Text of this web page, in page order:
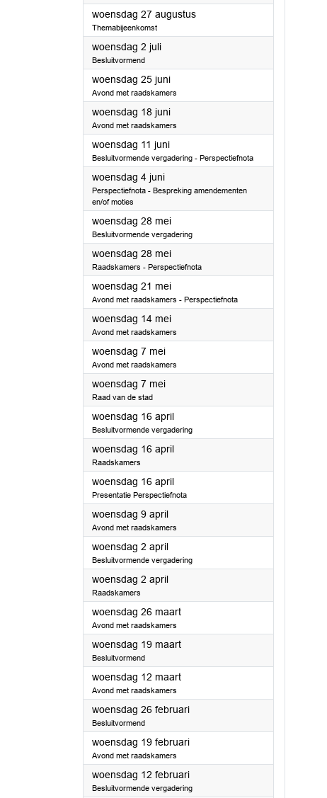
woensdag 27 augustus2025
Themabijeenkomst
woensdag 2 juli2025
Besluitvormend
woensdag 25 juni2025
Avond met raadskamers
woensdag 18 juni2025
Avond met raadskamers
woensdag 11 juni2025
Besluitvormende vergadering - Perspectiefnota
woensdag 4 juni2025
Perspectiefnota - Bespreking amendementen
en/of moties
woensdag 28 mei2025
Besluitvormende vergadering
woensdag 28 mei2025
Raadskamers - Perspectiefnota
woensdag 21 mei2025
Avond met raadskamers - Perspectiefnota
woensdag 14 mei2025
Avond met raadskamers
woensdag 7 mei2025
Avond met raadskamers
woensdag 7 mei2025
Raad van de stad
woensdag 16 april2025
Besluitvormende vergadering
woensdag 16 april2025
Raadskamers
woensdag 16 april2025
Presentatie Perspectiefnota
woensdag 9 april2025
Avond met raadskamers
woensdag 2 april2025
Besluitvormende vergadering
woensdag 2 april2025
Raadskamers
woensdag 26 maart2025
Avond met raadskamers
woensdag 19 maart2025
Besluitvormend
woensdag 12 maart2025
Avond met raadskamers
woensdag 26 februari2025
Besluitvormend
woensdag 19 februari2025
Avond met raadskamers
woensdag 12 februari2025
Besluitvormende vergadering